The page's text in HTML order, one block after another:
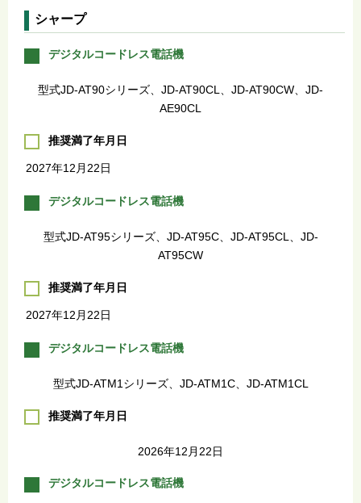
シャープ
デジタルコードレス電話機
型式JD-AT90シリーズ、JD-AT90CL、JD-AT90CW、JD-
AE90CL
推奨満了年月日
2027年12月22日
デジタルコードレス電話機
型式JD-AT95シリーズ、JD-AT95C、JD-AT95CL、JD-
AT95CW
推奨満了年月日
2027年12月22日
デジタルコードレス電話機
型式JD-ATM1シリーズ、JD-ATM1C、JD-ATM1CL
推奨満了年月日
2026年12月22日
デジタルコードレス電話機